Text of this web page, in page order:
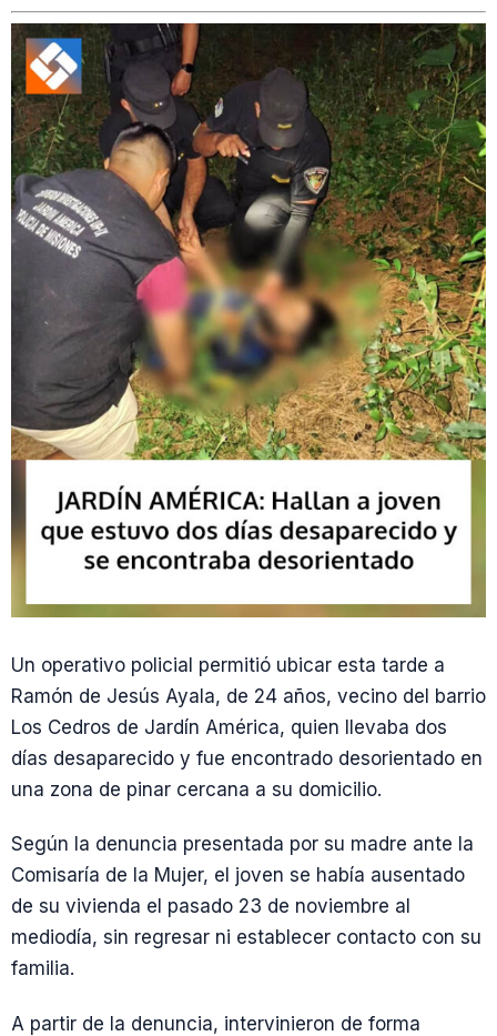
Un operativo policial permitió ubicar esta tarde a
Ramón de Jesús Ayala, de 24 años, vecino del barrio
Los Cedros de Jardín América, quien llevaba dos
días desaparecido y fue encontrado desorientado en
una zona de pinar cercana a su domicilio.
Según la denuncia presentada por su madre ante la
Comisaría de la Mujer, el joven se había ausentado
de su vivienda el pasado 23 de noviembre al
mediodía, sin regresar ni establecer contacto con su
familia.
A partir de la denuncia, intervinieron de forma